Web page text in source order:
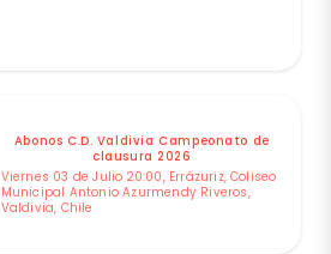
Abonos C.D. Valdivia Campeonato de
clausura 2026
Viernes 03 de Julio 20:00, Errázuriz, Coliseo
Municipal Antonio Azurmendy Riveros,
Valdivia, Chile